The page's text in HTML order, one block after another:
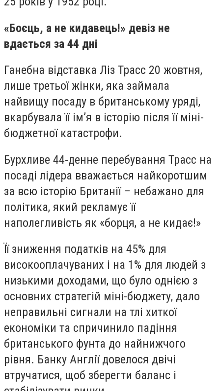
«Боєць, а не кидавець!» девіз не
вдається за 44 дні
Ганебна відставка Ліз Трасс 20 жовтня,
лише третьої жінки, яка займала
найвищу посаду в британському уряді,
вкарбувала її ім’я в історію після її міні-
бюджетної катастрофи.
Бурхливе 44-денне перебування Трасс на
посаді лідера вважається найкоротшим
за всю історію Британії – небажано для
політика, який рекламує її
наполегливість як «борця, а не кидає!»
Її зниження податків на 45% для
високооплачуваних і на 1% для людей з
низькими доходами, що було однією з
основних стратегій міні-бюджету, дало
неправильні сигнали на тлі хиткої
економіки та спричинило падіння
британського фунта до найнижчого
рівня. Банку Англії довелося двічі
втручатися, щоб зберегти баланс і